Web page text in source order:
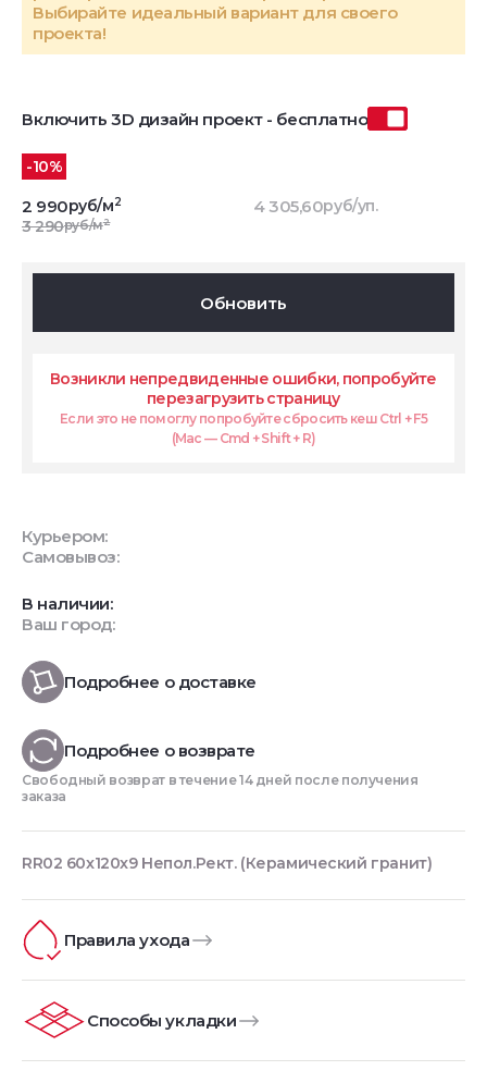
Выбирайте идеальный вариант для своего
проекта!
Включить 3D дизайн проект - бесплатно
-10%
2 990руб/м2
3 290руб/м2
4 305,60руб/уп.
Обновить
Возникли непредвиденные ошибки, попробуйте
перезагрузить страницу
Если это не помоглу попробуйте сбросить кеш Ctrl + F5
(Mac — Cmd + Shift + R)
Курьером:
Самовывоз:
В наличии:
Ваш город:
Подробнее о доставке
Подробнее о возврате
Свободный возврат в течение 14 дней после получения
заказа
RR02 60x120x9 Непол.Рект. (Керамический гранит)
Правила ухода
Способы укладки